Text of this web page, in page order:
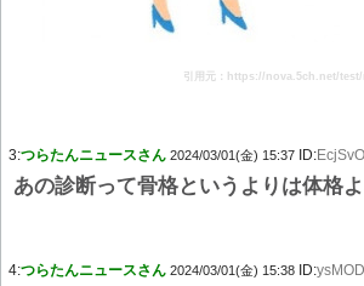
引用元：https://nova.5ch.net/
3:つらたんニュースさん 2024/03/01(金) 15:37 ID:
あの診断って骨格というよりは体格
4:つらたんニュースさん 2024/03/01(金) 15:38 ID: